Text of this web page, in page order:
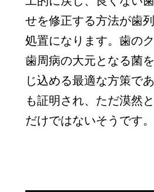
せを修正する方法が歯
処置になります。歯の
歯周病の大元となる菌
じ込める最適な方策で
も証明され、ただ漠然
だけではないそうです。